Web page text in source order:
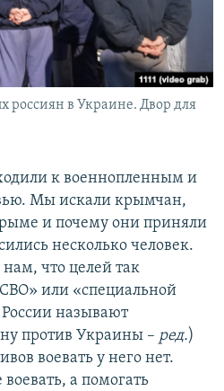
россиян в Украине. Двор для
к военнопленным и
Мы искали крымчан,
и почему они приняли
несколько человек.
что целей так
или «специальной
называют
против Украины – ред.)
воевать у него нет.
а помогать